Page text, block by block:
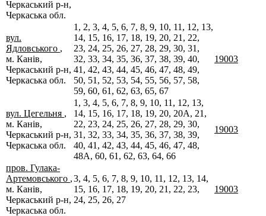
Черкаський р-н,
Черкаська обл.
вул.
Ядловського ,
м. Канів,
Черкаський р-н,
Черкаська обл.
1, 2, 3, 4, 5, 6, 7, 8, 9, 10, 11, 12, 13,
14, 15, 16, 17, 18, 19, 20, 21, 22,
23, 24, 25, 26, 27, 28, 29, 30, 31,
32, 33, 34, 35, 36, 37, 38, 39, 40,
41, 42, 43, 44, 45, 46, 47, 48, 49,
50, 51, 52, 53, 54, 55, 56, 57, 58,
59, 60, 61, 62, 63, 65, 67
19003
вул. Цегельня ,
м. Канів,
Черкаський р-н,
Черкаська обл.
1, 3, 4, 5, 6, 7, 8, 9, 10, 11, 12, 13,
14, 15, 16, 17, 18, 19, 20, 20А, 21,
22, 23, 24, 25, 26, 27, 28, 29, 30,
31, 32, 33, 34, 35, 36, 37, 38, 39,
40, 41, 42, 43, 44, 45, 46, 47, 48,
48А, 60, 61, 62, 63, 64, 66
19003
пров. Гулака-
Артемовського ,
м. Канів,
Черкаський р-н,
Черкаська обл.
3, 4, 5, 6, 7, 8, 9, 10, 11, 12, 13, 14,
15, 16, 17, 18, 19, 20, 21, 22, 23,
24, 25, 26, 27
19003